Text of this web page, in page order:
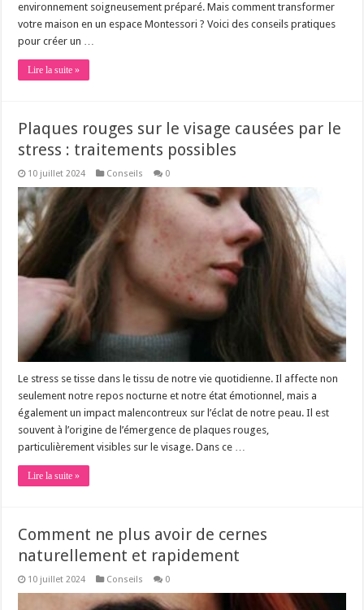
environnement soigneusement préparé. Mais comment transformer
votre maison en un espace Montessori ? Voici des conseils pratiques
pour créer un …
Lire la suite »
Plaques rouges sur le visage causées par le
stress : traitements possibles
10 juillet 2024 Conseils 0
Le stress se tisse dans le tissu de notre vie quotidienne. Il affecte non
seulement notre repos nocturne et notre état émotionnel, mais a
également un impact malencontreux sur l’éclat de notre peau. Il est
souvent à l’origine de l’émergence de plaques rouges,
particulièrement visibles sur le visage. Dans ce …
Lire la suite »
Comment ne plus avoir de cernes
naturellement et rapidement
10 juillet 2024 Conseils 0